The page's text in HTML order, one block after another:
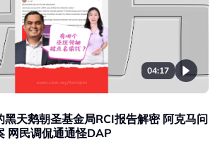
04:17
黑天鹅朝圣基金局RCI报告解密 阿克马问
网民调侃通通怪DAP